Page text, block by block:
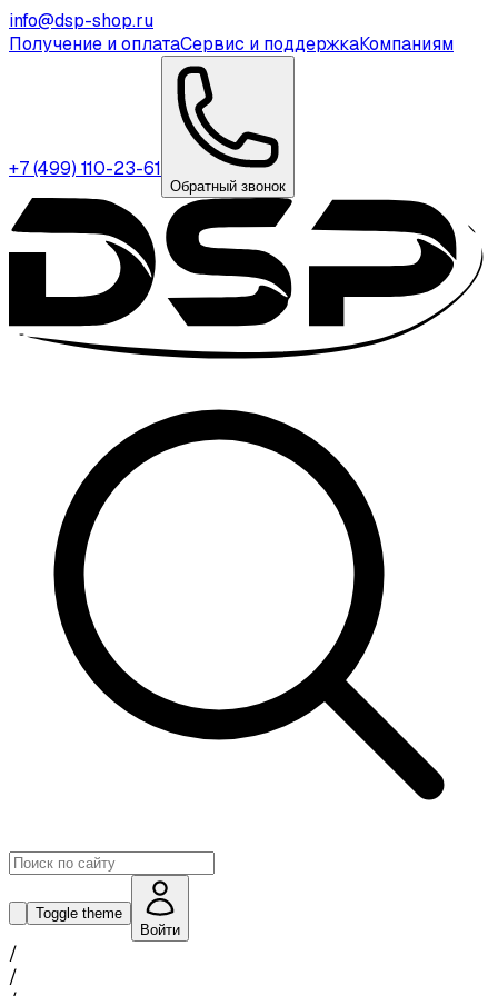
info@dsp-shop.ru
Получение и оплатаСервис и поддержкаКомпаниям
+7 (499) 110-23-61
Обратный звонок
Toggle theme
Войти
/
/